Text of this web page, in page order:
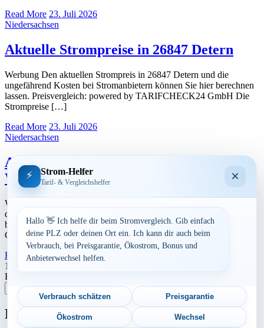
Read More 23. Juli 2026
Niedersachsen
Aktuelle Strompreise in 26847 Detern
Werbung Den aktuellen Strompreis in 26847 Detern und die
ungefährend Kosten bei Stromanbietern können Sie hier berechnen
lassen. Preisvergleich: powered by TARIFCHECK24 GmbH Die
Strompreise […]
Read More 23. Juli 2026
Niedersachsen
Aktuelle Strompreise in 26810
Westoverledingen
Werbung Den aktuellen Strompreis in 26810 Westoverledingen und
die ungefährend Kosten bei Stromanbietern können Sie hier
berechnen lassen. Preisvergleich: powered by TARIFCHECK24
GmbH Die Strompreise […]
Read More 23. Juli 2026
Seitennummerierung
der
Beiträge
1
Postleitzahl eingeben
Suchen
Neu berechnet
⚡ Strom-Helfer
Tarif- & Vergleichshelfer ×
Hallo 👋 Ich helfe dir beim Stromvergleich. Gib einfach
deine PLZ oder deinen Ort ein. Ich kann dir auch beim
Verbrauch, bei Preisgarantie, Ökostrom, Bonus und
Anbieterwechsel helfen.
Verbrauch schätzen Preisgarantie
Ökostrom Wechsel